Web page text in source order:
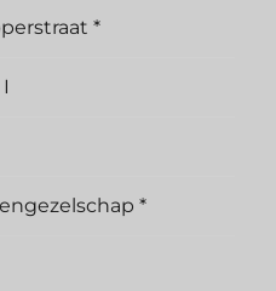
*
*